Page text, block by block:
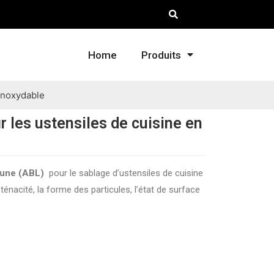
Home Produits
les ustensiles de cuisine en
(ABL) pour le sablage d’ustensiles de cuisine
la forme des particules, l’état de surface